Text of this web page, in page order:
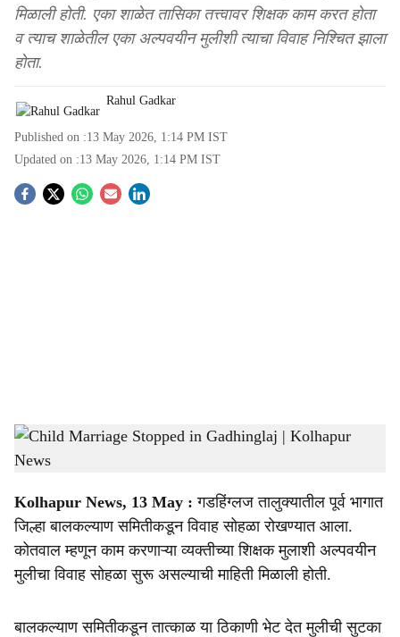
मिळाली होती. एका शाळेत तासिका तत्त्वावर शिक्षक काम करत होता
व त्याच शाळेतील एका अल्पवयीन मुलीशी त्याचा विवाह निश्चित झाला
होता.
Rahul Gadkar
Published on :13 May 2026, 1:14 PM IST
Updated on :13 May 2026, 1:14 PM IST
S
h
r
e
Officials from the Child Welfare Committee intervened and stopped a child marriage
ceremony in Gadhinglaj taluka
- Sarkarnama
Kolhapur News, 13 May : गडहिंग्लज तालुक्यातील पूर्व भागात
जिल्हा बालकल्याण समितीकडून विवाह सोहळा रोखण्यात आला.
कोतवाल म्हणून काम करणाऱ्या व्यक्तीच्या शिक्षक मुलाशी अल्पवयीन
मुलीचा विवाह सोहळा सुरू असल्याची माहिती मिळाली होती.
बालकल्याण समितीकडून तात्काळ या ठिकाणी भेट देत मुलीची सुटका